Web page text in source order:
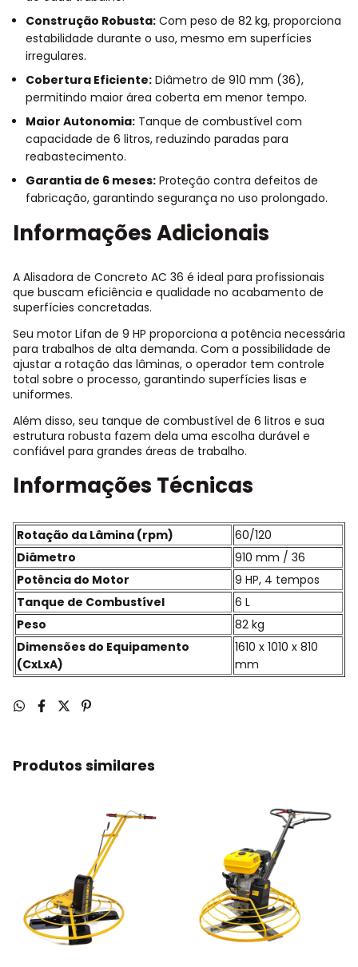
Construção Robusta: Com peso de 82 kg, proporciona
estabilidade durante o uso, mesmo em superfícies
irregulares.
Cobertura Eficiente: Diâmetro de 910 mm (36),
permitindo maior área coberta em menor tempo.
Maior Autonomia: Tanque de combustível com
capacidade de 6 litros, reduzindo paradas para
reabastecimento.
Garantia de 6 meses: Proteção contra defeitos de
fabricação, garantindo segurança no uso prolongado.
Informações Adicionais
A Alisadora de Concreto AC 36 é ideal para profissionais
que buscam eficiência e qualidade no acabamento de
superfícies concretadas.
Seu motor Lifan de 9 HP proporciona a potência necessária
para trabalhos de alta demanda. Com a possibilidade de
ajustar a rotação das lâminas, o operador tem controle
total sobre o processo, garantindo superfícies lisas e
uniformes.
Além disso, seu tanque de combustível de 6 litros e sua
estrutura robusta fazem dela uma escolha durável e
confiável para grandes áreas de trabalho.
Informações Técnicas
Rotação da Lâmina (rpm)
60/120
Diâmetro
910 mm / 36
Potência do Motor
9 HP, 4 tempos
Tanque de Combustível
6 L
Peso
82 kg
Dimensões do Equipamento
(CxLxA)
1610 x 1010 x 810
mm
Produtos similares